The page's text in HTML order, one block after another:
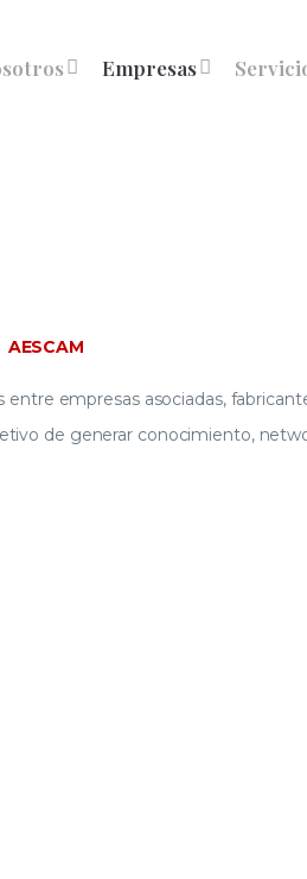
Empresas
AESCAM
empresas asociadas,
de generar conocimiento,